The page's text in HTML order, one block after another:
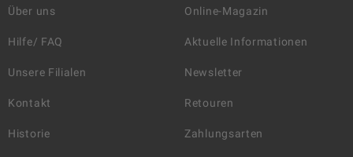
Über uns
Hilfe/ FAQ
Unsere Filialen
Kontakt
Historie
Online-Magazin
Aktuelle Informationen
Newsletter
Retouren
Zahlungsarten